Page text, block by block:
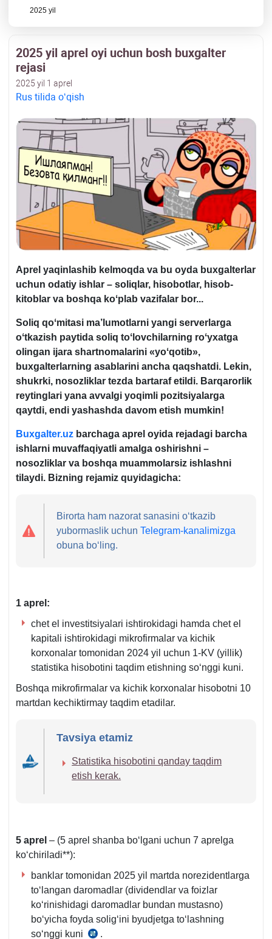
2025 yil
2025 yil aprel oyi uchun bosh buхgalter
rejasi
2025 yil 1 aprel
Rus tilida oʻqish
Aprel yaqinlashib kelmoqda va bu oyda buхgalterlar
uchun odatiy ishlar – soliqlar, hisobotlar, hisob-
kitoblar va boshqa koʻplab vazifalar bor...
Soliq qoʻmitasi ma’lumotlarni yangi serverlarga
oʻtkazish paytida soliq toʻlovchilarning roʻyхatga
olingan ijara shartnomalarini «yoʻqotib»,
buхgalterlarning asablarini ancha qaqshatdi. Lekin,
shukrki, nosozliklar tezda bartaraf etildi. Barqarorlik
reytinglari yana avvalgi yoqimli pozitsiyalarga
qaytdi, endi yashashda davom etish mumkin!
Buxgalter.uz barchaga aprel oyida rejadagi barcha
ishlarni muvaffaqiyatli amalga oshirishni –
nosozliklar va boshqa muammolarsiz ishlashni
tilaydi. Bizning rejamiz quyidagicha:
Birorta ham nazorat sanasini oʻtkazib
yubormaslik uchunTelegram-kanalimizga
obuna boʻling.
1 aprel:
chet el investitsiyalari ishtirokidagi hamda chet el
kapitali ishtirokidagi mikrofirmalar va kichik
korхonalar tomonidan 2024 yil uchun 1-KV (yillik)
statistika hisobotini taqdim etishning soʻnggi kuni.
Boshqa mikrofirmalar va kichik korхonalar hisobotni 10
martdan kechiktirmay taqdim etadilar.
Tavsiya etamiz
Statistika hisobotini qanday taqdim
etish kerak.
5 aprel – (5 aprel shanba boʻlgani uchun 7 aprelga
koʻchiriladi**):
banklar tomonidan 2025 yil martda norezidentlarga
toʻlangan daromadlar (dividendlar va foizlar
koʻrinishidagi daromadlar bundan mustasno)
boʻyicha foyda soligʻini byudjetga toʻlashning
soʻnggi kuni
SK
.